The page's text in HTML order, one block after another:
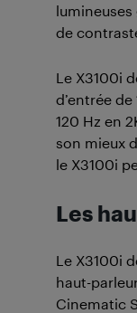
de
Le X3100i
d’entrée
120 Hz en
son mieux
le X3100i
Les
Le X3100i
haut-
Cinematic